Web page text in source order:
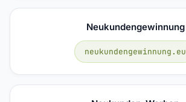
Neukundengewinnung
neukundengewinnung.eu